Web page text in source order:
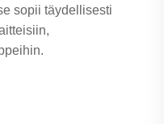
sopii täydellisesti